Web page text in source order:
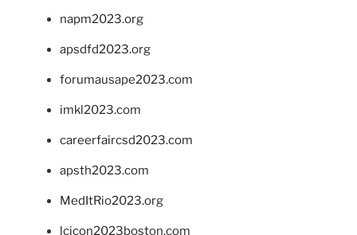
napm2023.org
apsdfd2023.org
forumausape2023.com
imkl2023.com
careerfaircsd2023.com
apsth2023.com
MedItRio2023.org
lcicon2023boston.com